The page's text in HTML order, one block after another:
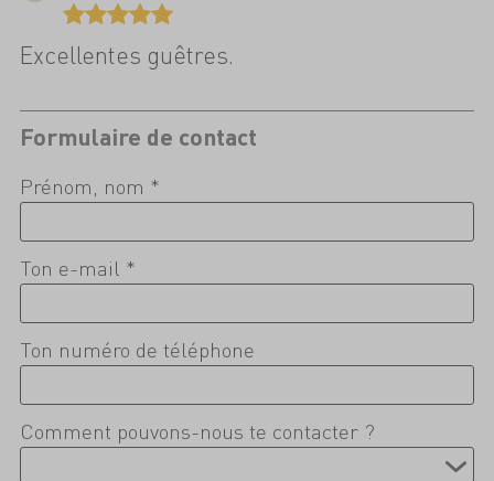
Excellentes guêtres.
Formulaire de contact
Prénom, nom *
Ton e-mail *
Ton numéro de téléphone
Comment pouvons-nous te contacter ?